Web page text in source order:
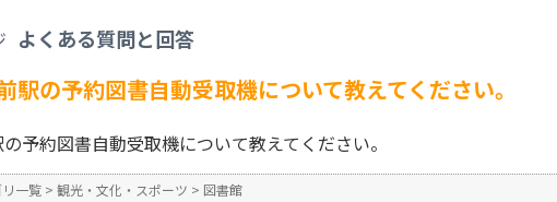
よくある質問と回答
駅の予約図書自動受取機について教えてください。
予約図書自動受取機について教えてください。
一覧 > 観光・文化・スポーツ > 図書館